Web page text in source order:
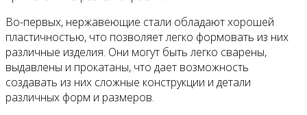
Во-первых, нержавеющие стали обладают хорошей
пластичностью, что позволяет легко формовать из них
различные изделия. Они могут быть легко сварены,
выдавлены и прокатаны, что дает возможность
создавать из них сложные конструкции и детали
различных форм и размеров.